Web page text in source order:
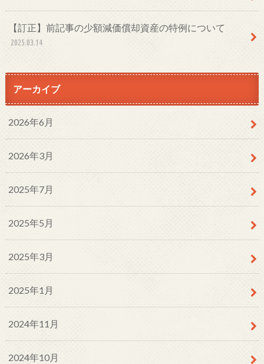
【訂正】前記事の少額減価償却資産の特例について
2025.03.14
アーカイブ
2026年6月
2026年3月
2025年7月
2025年5月
2025年3月
2025年1月
2024年11月
2024年10月